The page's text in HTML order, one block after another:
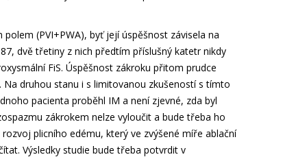
(PVI+PWA), byť její úspěšnost závisela na
dvě třetiny z nich předtím příslušný katetr nikdy
FiS. Úspěšnost zákroku přitom prudce
druhou stanu i s limitovanou zkušeností s tímto
pacienta proběhl IM a není zjevné, zda byl
zákrokem nelze vyloučit a bude třeba ho
plicního edému, který ve zvýšené míře ablační
Výsledky studie bude třeba potvrdit v